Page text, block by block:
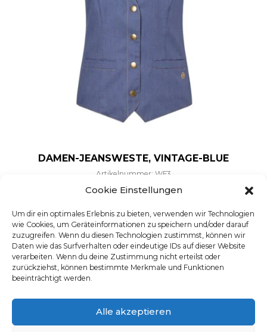
Cookie Einstellungen
Um dir ein optimales Erlebnis zu bieten, verwenden wir Technologien
wie Cookies, um Geräteinformationen zu speichern und/oder darauf
zuzugreifen. Wenn du diesen Technologien zustimmst, können wir
Daten wie das Surfverhalten oder eindeutige IDs auf dieser Website
verarbeiten. Wenn du deine Zustimmung nicht erteilst oder
zurückziehst, können bestimmte Merkmale und Funktionen
beeinträchtigt werden.
Alle akzeptieren
DAMEN-JEANSWESTE, VINTAGE-BLUE
Artikelnummer: WF3
Dieses Produkt weist